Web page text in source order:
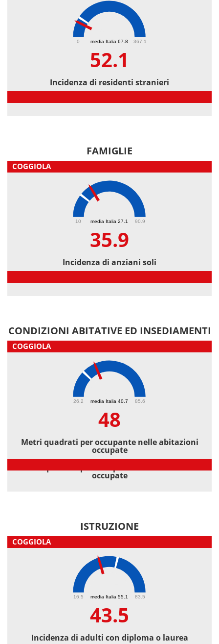
media Italia 67.8
0 367.1
52.1
Incidenza di residenti stranieri
FAMIGLIE
COGGIOLA
media Italia 27.1
10 90.9
35.9
Incidenza di anziani soli
CONDIZIONI ABITATIVE ED INSEDIAMENTI
COGGIOLA
media Italia 40.7
26.2 85.6
48
Metri quadrati per occupante nelle abitazioni
occupate
occupate
ISTRUZIONE
COGGIOLA
media Italia 55.1
16.5 83.5
43.5
Incidenza di adulti con diploma o laurea